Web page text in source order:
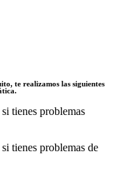
te realizamos las siguientes
tienes problemas
tienes problemas de